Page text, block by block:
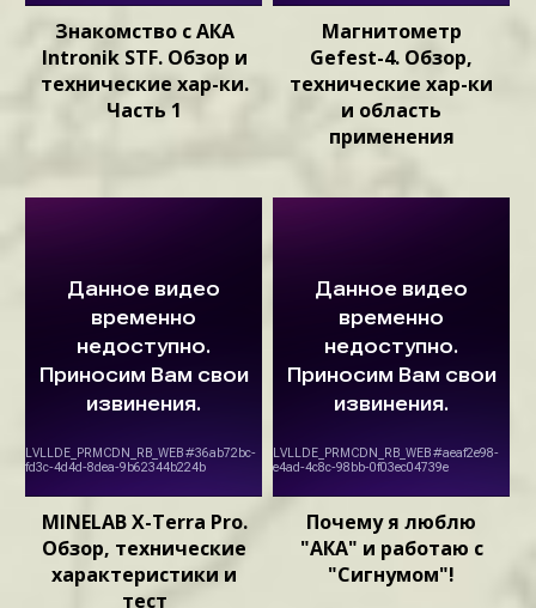
Знакомство с АКА
Intronik STF. Обзор и
технические хар-ки.
Часть 1
Магнитометр
Gefest-4. Обзор,
технические хар-ки
и область
применения
MINELAB X-Terra Pro.
Обзор, технические
характеристики и
тест
Почему я люблю
"АКА" и работаю с
"Сигнумом"!